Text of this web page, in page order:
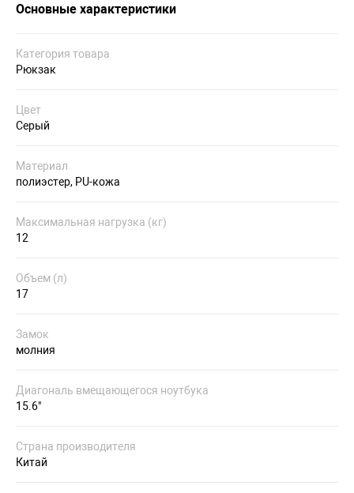
Основные характеристики
Категория товара
Рюкзак
Цвет
Серый
Материал
полиэстер, PU-кожа
Максимальная нагрузка (кг)
12
Объем (л)
17
Замок
молния
Диагональ вмещающегося ноутбука
15.6"
Страна производителя
Китай